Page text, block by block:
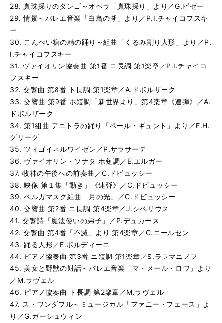
る
生
す
再
す
交響曲 第2番 ニ長調 第4楽章／J.シベリウス
再
す
る
再
生
す
る
交響曲 第4番「不滅」より 第4楽章／C.ニールセン
再
生
す
る
踊る人形／E.ポルディーニ
再
生
す
ピアノ協奏曲 第3番 ニ短調 第1楽章／S.ラフマニノフ
再
す
る
美女と野獣の対話〜バレエ音楽「マ・メール・ロワ」より
再
生
す
る
ピアノ協奏曲 ト長調 第2楽章／M.ラヴェル
再
生
す
る
ス・ワンダフル〜ミュージカル「ファニー・フェース」よ
再
生
す
る
第1番〜「3つの前奏曲」より／G.ガーシュウィン
再
生
す
る
サマータイム〜オペラ「ポギーとベス」より／G.ガーシュ
再
生
す
る
ワルツ〜組曲「仮面舞踏会」より／A.ハチャトゥリャン
28. 真珠採りのタンゴ～オペラ「真珠採り」より／G.ビゼー
29. 情景～バレエ音楽「白鳥の湖」より／P.I.チャイコフスキ
ー
30. こんぺい糖の精の踊り～組曲「くるみ割り人形」より／P.
I.チャイコフスキー
31. ヴァイオリン協奏曲 第1番 ニ長調 第1楽章／P.I.チャイコ
フスキー
32. 交響曲 第8番 ト長調 第1楽章／A.ドボルザーク
33. 交響曲 第9番 ホ短調「新世界より」第4楽章《連弾》／A.
ドボルザーク
34. 第1組曲 アニトラの踊り「ペール・ギュント」より／E.H.
グリーグ
35. ツィゴイネルワイゼン／P.サラサーテ
36. ヴァイオリン・ソナタ ホ短調／E.エルガー
37. 牧神の午後への前奏曲／C.ドビュッシー
38. 映像 第１集「動き」《連弾》／C.ドビュッシー
39. ベルガマスク組曲「月の光」／C.ドビュッシー
40. 交響曲 第2番 ニ長調 第4楽章／J.シベリウス
41. 交響詩「魔法使いの弟子」／P.デュカース
42. 交響曲 第4番「不滅」より 第4楽章／C.ニールセン
43. 踊る人形／E.ポルディーニ
44. ピアノ協奏曲 第3番 ニ短調 第1楽章／S.ラフマニノフ
45. 美女と野獣の対話～バレエ音楽「マ・メール・ロワ」より
／M.ラヴェル
46. ピアノ協奏曲 ト長調 第2楽章／M.ラヴェル
47. ス・ワンダフル～ミュージカル「ファニー・フェース」よ
り／G.ガーシュウィン